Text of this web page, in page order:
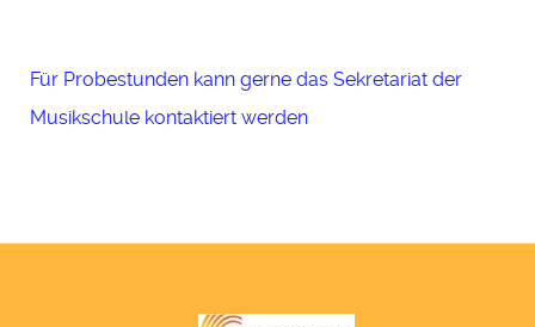
Für Probestunden kann gerne das Sekretariat der
Musikschule kontaktiert werden